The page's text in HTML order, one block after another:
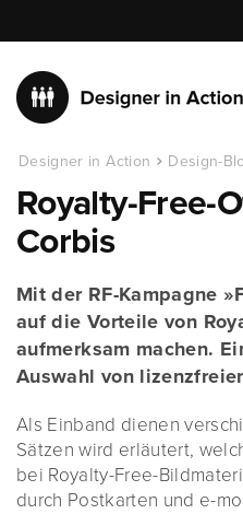
Designer in Action Design-
Royalty-Free-
Corbis
Mit der RF-Kampagne
auf die Vorteile von
aufmerksam machen.
Auswahl von
Als Einband dienen
Sätzen wird erläutert,
bei Royalty-Free-
durch Postkarten und e-